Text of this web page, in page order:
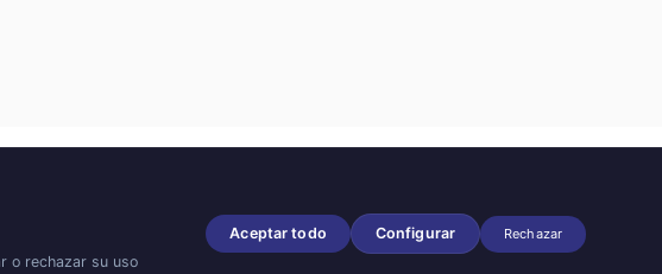
o rechazar su uso
Aceptar todo Configurar Rechazar